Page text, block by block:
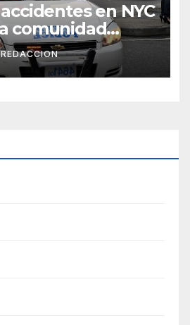
en NYC
comunidad
REDACCION